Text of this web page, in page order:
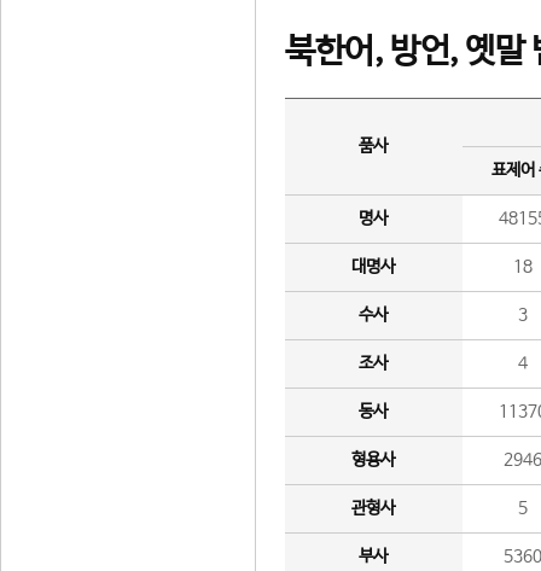
북한어, 방언, 옛말
품사
표제어
명사
대명사 18
수사 3
조사 4
동사
형용사 2946
관형사 5
부사 5360